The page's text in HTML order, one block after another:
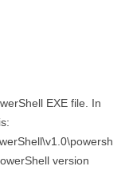
EXE file. In
version